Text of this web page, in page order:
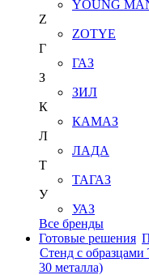
YOUNG
Z
ZOTYE
Г
ГАЗ
З
ЗИЛ
К
КАМАЗ
Л
ЛАДА
Т
ТАГАЗ
У
УАЗ
Все бренды
Готовые решения
Стенд с
30 металла)